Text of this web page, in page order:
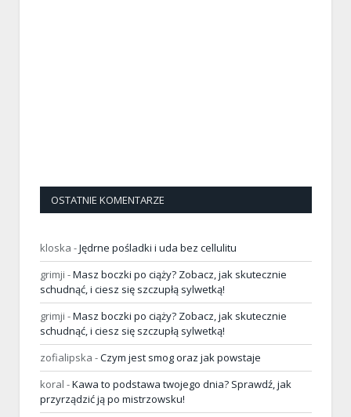
OSTATNIE KOMENTARZE
kloska -Jędrne pośladki i uda bez cellulitu
grimji -Masz boczki po ciąży? Zobacz, jak skutecznie
schudnąć, i ciesz się szczupłą sylwetką!
grimji -Masz boczki po ciąży? Zobacz, jak skutecznie
schudnąć, i ciesz się szczupłą sylwetką!
zofialipska -Czym jest smog oraz jak powstaje
koral -Kawa to podstawa twojego dnia? Sprawdź, jak
przyrządzić ją po mistrzowsku!